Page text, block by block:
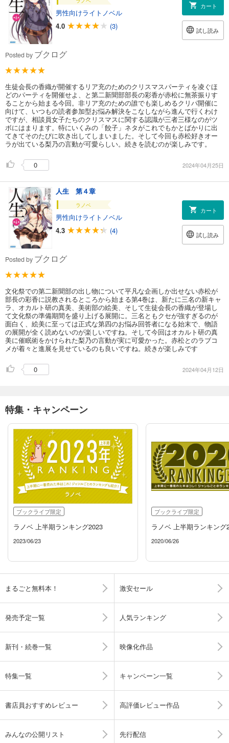
男性向けライトノベル
4.0
(3)
カート
試し読み
Posted by ブクログ
生徒会長の香織が開催するリア充のためのクリスマスパーティを凌ぐほ
どのパーティを開催せよ、と第二新聞部部長の彩香が赤松に無茶振りす
ることから始まる今回。非リア充のための誰でも楽しめるクリパ開催に
向けて、いつもの読者参加型お悩み解決をこなしながら進んで行くわけ
ですが、相談員女子たちのクリスマスに関する認識が三者三様なのがツ
ボにはまります。特にいくみの「餃子」ネタがこれでもかとばかりに出
てきてそのたびに吹き出してしまいました。そして今回も赤松好きオー
ラが出ている梨乃の言動が可愛らしい。続きを読むのが楽しみです。
0 2024年04月25日
人生 第４章
ラノベ
男性向けライトノベル
4.3
(4)
カート
試し読み
Posted by ブクログ
文化祭での第二新聞部の出し物について平凡な企画しか出せない赤松が
部長の彩香に説教されるところから始まる第4巻は、新たに三名の新キャ
ラ、オカルト研の真美、美術部の絵美、そして生徒会長の香織が登場し
て文化祭の準備期間を盛り上げる展開に。三名ともクセが強すぎるのが
面白く、絵美に至っては正式な第四のお悩み回答者になる始末で、物語
の展開が全く読めないのが楽しいですね。そして今回はオカルト研の真
美に催眠術をかけられた梨乃の言動が実に可愛かった。赤松とのラブコ
メが着々と進展を見せているのも良いですね。続きが楽しみです
0 2024年04月12日
特集・キャンペーン
ブックライブ限定
ラノベ 上半期ランキング2023
2023/06/23
ブックライブ限定
ラノベ 上半期ランキング
2020/06/26
まるごと無料本！ 激安セール
発売予定一覧 人気ランキング
新刊・続巻一覧 映像化作品
特集一覧 キャンペーン一覧
書店員おすすめレビュー 高評価レビュー作品
みんなの公開リスト 先行配信